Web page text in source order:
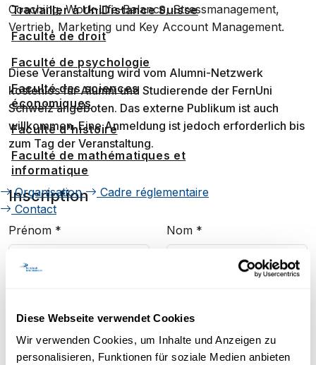
Diese Webseite verwendet Cookies
Wir verwenden Cookies, um Inhalte und Anzeigen zu
personalisieren, Funktionen für soziale Medien anbieten
Travailler à UniDistance Suisse
Faculté de droit
Faculté de psychologie
Faculté des sciences
économiques
Faculté d'histoire
Faculté de mathématiques et
informatique
Organisation
Cadre réglementaire
Contact
Coaching, Work-Life-Balance, Stressmanagement,
Vertrieb, Marketing und Key Account Management.
Diese Veranstaltung wird vom Alumni-Netzwerk
kostenlos für Alumni und Studierende der FernUni
Schweiz angeboten. Das externe Publikum ist auch
willkommen. Eine Anmeldung ist jedoch erforderlich bis
zum Tag der Veranstaltung.
Inscription
Prénom * Nom *
Confirmez votre E-mail*